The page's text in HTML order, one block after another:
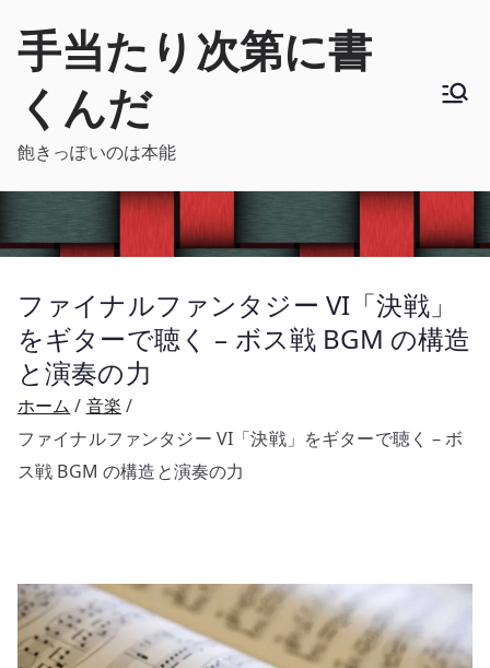
手当たり次第に書
くんだ
飽きっぽいのは本能
ファイナルファンタジー VI「決戦」
をギターで聴く – ボス戦 BGM の構造
と演奏の力
ホーム
音楽
ファイナルファンタジー VI「決戦」をギターで聴く – ボ
ス戦 BGM の構造と演奏の力